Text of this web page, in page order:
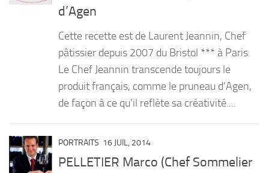
d’Agen
Cette recette est de Laurent Jeannin, Chef
pâtissier depuis 2007 du Bristol *** à Paris.
Le Chef Jeannin transcende toujours le
produit français, comme le pruneau d’Agen,
de façon à ce qu’il reflète sa créativité....
PORTRAITS 16 JUIL, 2014
PELLETIER Marco (Chef Sommelier